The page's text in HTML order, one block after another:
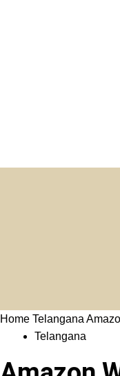
Home Telangana
Telangana